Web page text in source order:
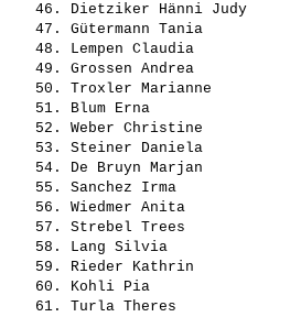
46. Dietziker Hänni Judy
47. Gütermann Tania
48. Lempen Claudia
49. Grossen Andrea
50. Troxler Marianne
51. Blum Erna
52. Weber Christine
53. Steiner Daniela
54. De Bruyn Marjan
55. Sanchez Irma
56. Wiedmer Anita
57. Strebel Trees
58. Lang Silvia
59. Rieder Kathrin
60. Kohli Pia
61. Turla Theres